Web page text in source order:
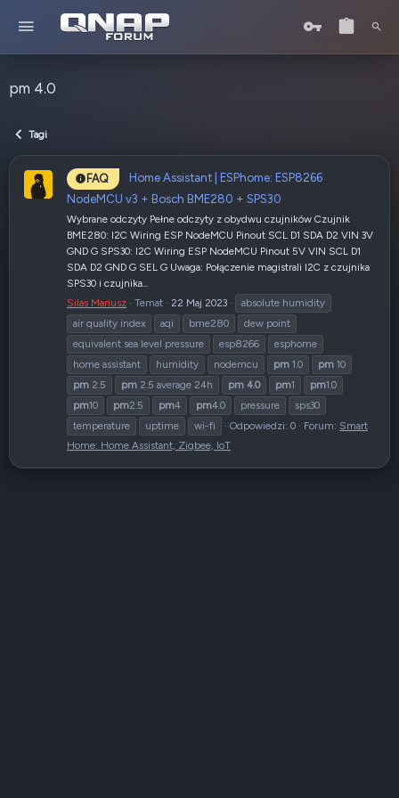
pm 4.0
Tagi
FAQ
Home Assistant | ESPhome: ESP8266
NodeMCU v3 + Bosch BME280 + SPS30
Wybrane odczyty Pełne odczyty z obydwu czujników Czujnik
BME280: I2C Wiring ESP NodeMCU Pinout SCL D1 SDA D2 VIN 3V
GND G SPS30: I2C Wiring ESP NodeMCU Pinout 5V VIN SCL D1
SDA D2 GND G SEL G Uwaga: Połączenie magistrali I2C z czujnika
SPS30 i czujnika...
Silas Mariusz
Temat 22 Maj 2023
absolute humidity
air quality index
aqi bme280
dew point
equivalent sea level pressure
esp8266
esphome
home assistant
humidity nodemcu pm 1.0 pm 10
pm 2.5 pm 2.5 average 24h pm 4.0 pm1 pm1.0
pm10 pm2.5 pm4 pm4.0 pressure
sps30
temperature
uptime wi-fi Odpowiedzi: 0 Forum: Smart
Home: Home Assistant, Zigbee, IoT